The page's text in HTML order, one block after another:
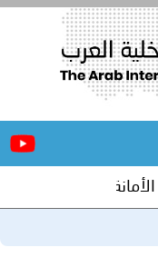
العامة لمجلس وزراء